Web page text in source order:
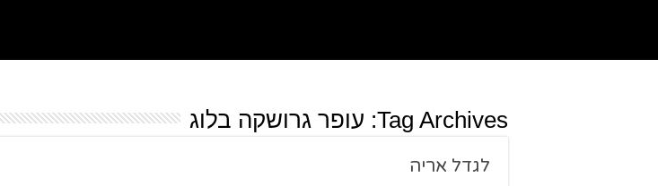
Tag Archives: עופר גרושקה בלוג
לגדל אריה